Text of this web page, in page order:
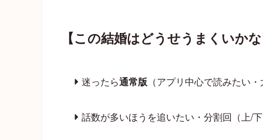
【この結婚はどうせうまくいか
迷ったら通常版 （アプリ中心で読みたい
話数が多いほうを追いたい・分割回（上/